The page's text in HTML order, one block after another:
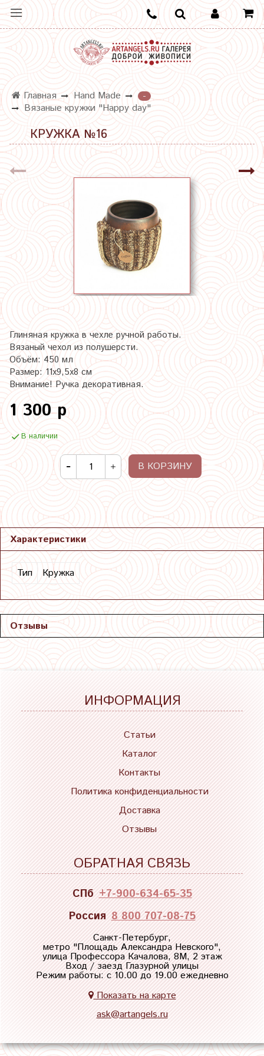
Главная Hand Made
-
Вязаные кружки "Happy day"
КРУЖКА №16
Глиняная кружка в чехле ручной работы.
Вязаный чехол из полушерсти.
Объём: 450 мл
Размер: 11х9,5х8 см
Внимание! Ручка декоративная.
1 300 р
В наличии
В КОРЗИНУ
Характеристики
Тип Кружка
Отзывы
ИНФОРМАЦИЯ
Статьи
Каталог
Контакты
Политика конфиденциальности
Доставка
Отзывы
ОБРАТНАЯ СВЯЗЬ
СПб +7-900-634-65-35
Россия 8 800 707-08-75
Санкт-Петербург,
метро "Площадь Александра Невского",
улица Профессора Качалова, 8М, 2 этаж
Вход / заезд Глазурной улицы
Режим работы: с 10.00 до 19.00 ежедневно
Показать на карте
ask@artangels.ru